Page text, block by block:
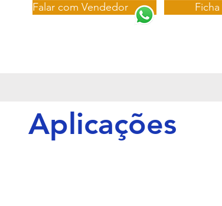
Falar com Vendedor
Aplicações